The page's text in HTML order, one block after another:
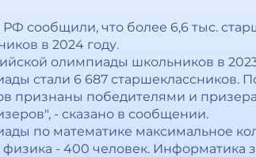
сообщили, что более 6,6 тыс.
в 2024 году.
олимпиады школьников в
стали 6 687 старшеклассников.
признаны победителями и
- сказано в сообщении.
по математике максимальное
- 400 человек. Информатика